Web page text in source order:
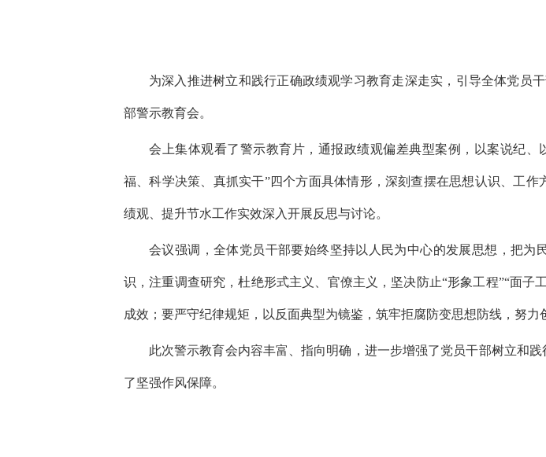
为深入推进树立和践行正确政绩观学习教育走深走实，引导全体党员
部警示教育会。
会上集体观看了警示教育片，通报政绩观偏差典型案例，以案说纪
福、科学决策、真抓实干”四个方面具体情形，深刻查摆在思想认识、工
绩观、提升节水工作实效深入开展反思与讨论。
会议强调，全体党员干部要始终坚持以人民为中心的发展思想，把
识，注重调查研究，杜绝形式主义、官僚主义，坚决防止“形象工程”“面
成效；要严守纪律规矩，以反面典型为镜鉴，筑牢拒腐防变思想防线，努力
此次警示教育会内容丰富、指向明确，进一步增强了党员干部树立和
了坚强作风保障。